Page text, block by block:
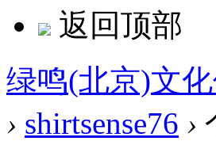
返回顶部
绿鸣(北京)文
› shirtsense76 ›